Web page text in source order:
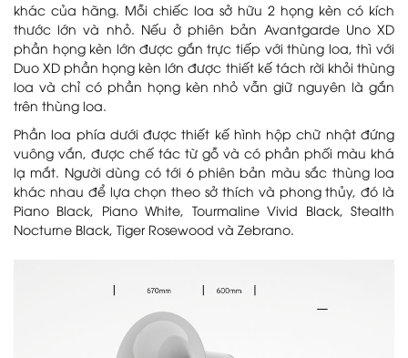
khác của hãng. Mỗi chiếc loa sở hữu 2 họng kèn có kích
thước lớn và nhỏ. Nếu ở phiên bản Avantgarde Uno XD
phần họng kèn lớn được gắn trực tiếp với thùng loa, thì với
Duo XD phần họng kèn lớn được thiết kế tách rời khỏi thùng
loa và chỉ có phần họng kèn nhỏ vẫn giữ nguyên là gắn
trên thùng loa.
Phần loa phía dưới được thiết kế hình hộp chữ nhật đứng
vuông vắn, được chế tác từ gỗ và có phần phối màu khá
lạ mắt. Người dùng có tới 6 phiên bản màu sắc thùng loa
khác nhau để lựa chọn theo sở thích và phong thủy, đó là
Piano Black, Piano White, Tourmaline Vivid Black, Stealth
Nocturne Black, Tiger Rosewood và Zebrano.